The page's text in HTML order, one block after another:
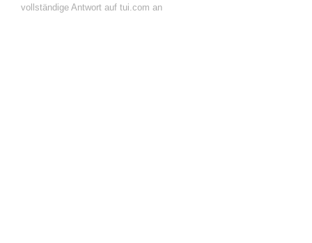
vollständige Antwort auf tui.com an